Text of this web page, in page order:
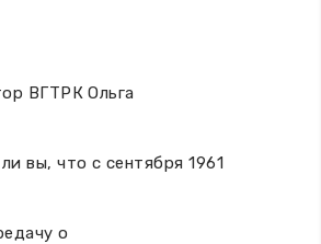
ВГТРК Ольга
вы, что с сентября 1961
о